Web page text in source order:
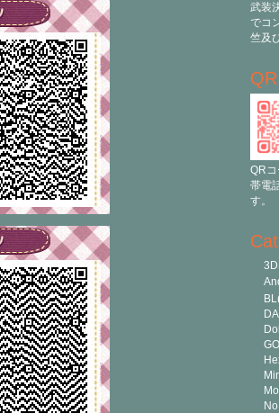
武装
でコ
竺及
QR
帯電
す。
Doll